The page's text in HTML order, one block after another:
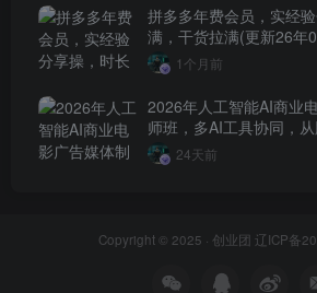
拼多多年费会员，实经
满，干货拉满(更新26年
1个月前
2026年人工智能AI商业
师班，多AI工具协同，
影级短片、品牌广告全
幕）
24天前
Copyright © 2025 · 创业团 辽ICP备